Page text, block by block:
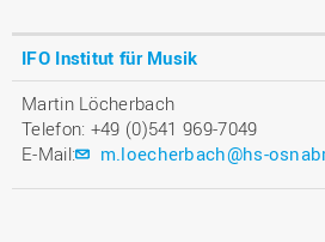
IFO Institut für Musik
Martin Löcherbach
Telefon: +49 (0)541 969-7049
E-Mail:
m.loecherbach@hs-